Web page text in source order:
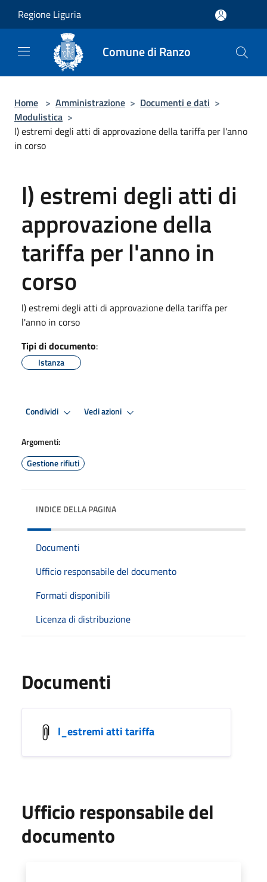
Regione Liguria
Comune di Ranzo
Home > Amministrazione > Documenti e dati >
Modulistica >
l) estremi degli atti di approvazione della tariffa per l'anno
in corso
l) estremi degli atti di
approvazione della
tariffa per l'anno in
corso
l) estremi degli atti di approvazione della tariffa per
l'anno in corso
Tipi di documento:
Istanza
Condividi Vedi azioni
Argomenti:
Gestione rifiuti
INDICE DELLA PAGINA
Documenti
Ufficio responsabile del documento
Formati disponibili
Licenza di distribuzione
Documenti
l_estremi atti tariffa
Ufficio responsabile del
documento